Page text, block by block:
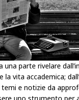
una parte rivelare
la vita accademica;
e notizie da
uno strumento per